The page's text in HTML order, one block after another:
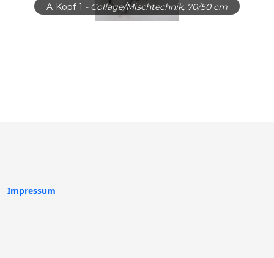
A-Kopf-1 - Collage/Mischtechnik, 70/50 cm
Impressum